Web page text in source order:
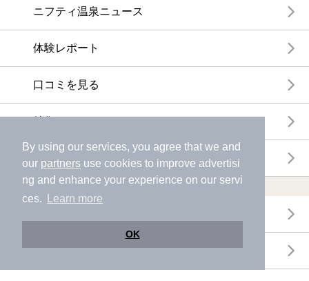
By using our services, you agree that we and
our partners use cookies to improve advertisi
ng and enhance your experience on our servi
ces.
Learn more
OK
ニフティ温泉ニュース
体験レポート
口コミを見る
ニフティ温泉からのお知らせ
温浴施設ランキング
月間温泉ランキング